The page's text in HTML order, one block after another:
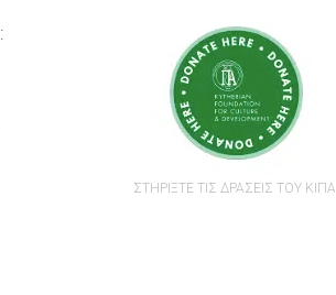
ΣΤΗΡΙΞΤΕ ΤΙΣ ΔΡΑΣΕΙΣ ΤΟΥ ΚΙΠΑ